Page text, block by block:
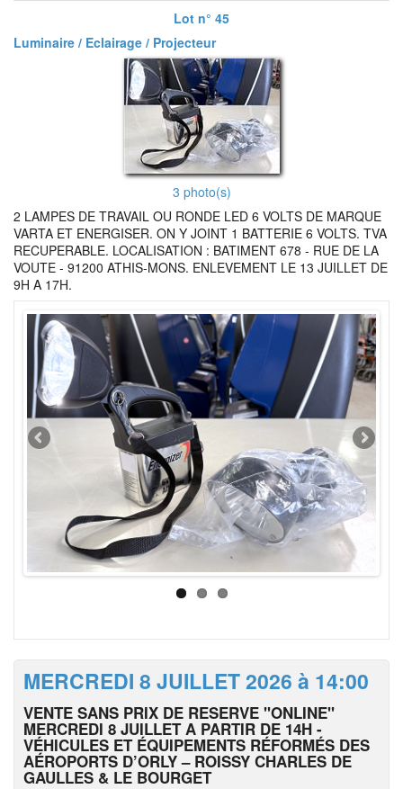
Lot n° 45
Luminaire / Eclairage / Projecteur
3 photo(s)
2 LAMPES DE TRAVAIL OU RONDE LED 6 VOLTS DE MARQUE
VARTA ET ENERGISER. ON Y JOINT 1 BATTERIE 6 VOLTS. TVA
RECUPERABLE. LOCALISATION : BATIMENT 678 - RUE DE LA
VOUTE - 91200 ATHIS-MONS. ENLEVEMENT LE 13 JUILLET DE
9H A 17H.
MERCREDI 8 JUILLET 2026 à 14:00
VENTE SANS PRIX DE RESERVE "ONLINE"
MERCREDI 8 JUILLET A PARTIR DE 14H -
VÉHICULES ET ÉQUIPEMENTS RÉFORMÉS DES
AÉROPORTS D’ORLY – ROISSY CHARLES DE
GAULLES & LE BOURGET